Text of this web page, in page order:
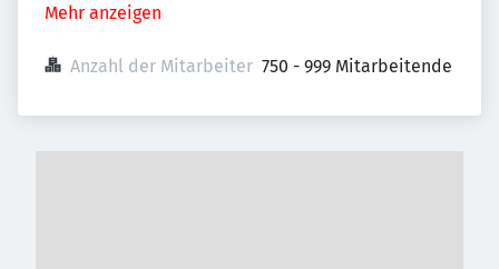
Mehr anzeigen
Anzahl der Mitarbeiter 750 - 999 Mitarbeitende